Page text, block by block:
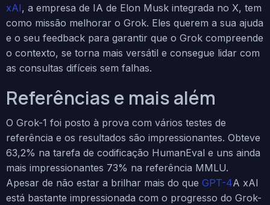
xAI, a empresa de IA de Elon Musk integrada no X, tem
como missão melhorar o Grok. Eles querem a sua ajuda
e o seu feedback para garantir que o Grok compreende
o contexto, se torna mais versátil e consegue lidar com
as consultas difíceis sem falhas.
Referências e mais além
O Grok-1 foi posto à prova com vários testes de
referência e os resultados são impressionantes. Obteve
63,2% na tarefa de codificação HumanEval e uns ainda
mais impressionantes 73% na referência MMLU.
Apesar de não estar a brilhar mais do que GPT-4A xAI
está bastante impressionada com o progresso do Grok-